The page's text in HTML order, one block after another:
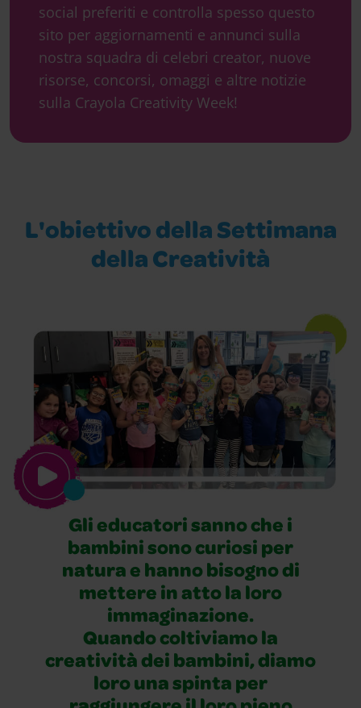
social preferiti e controlla spesso questo
sito per aggiornamenti e annunci sulla
nostra squadra di celebri creator, nuove
risorse, concorsi, omaggi e altre notizie
sulla Crayola Creativity Week!
L'obiettivo della Settimana
della Creatività
Gli educatori sanno che i
bambini sono curiosi per
natura e hanno bisogno di
mettere in atto la loro
immaginazione.
Quando coltiviamo la
creatività dei bambini, diamo
loro una spinta per